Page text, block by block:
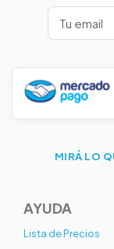
MIRÁ LO
AYUDA
Lista de Precios